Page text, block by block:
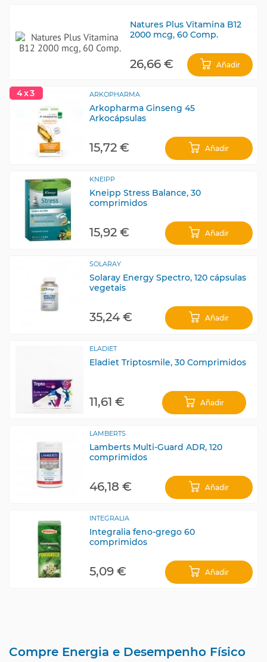
Natures Plus Vitamina B12
2000 mcg, 60 Comp.
26,66 € Añadir
4x3 ARKOPHARMA
Arkopharma Ginseng 45
Arkocápsulas
15,72 € Añadir
KNEIPP
Kneipp Stress Balance, 30
comprimidos
15,92 € Añadir
SOLARAY
Solaray Energy Spectro, 120 cápsulas
vegetais
35,24 € Añadir
ELADIET
Eladiet Triptosmile, 30 Comprimidos
11,61 € Añadir
LAMBERTS
Lamberts Multi-Guard ADR, 120
comprimidos
46,18 € Añadir
INTEGRALIA
Integralia feno-grego 60
comprimidos
5,09 € Añadir
Compre Energia e Desempenho Físico